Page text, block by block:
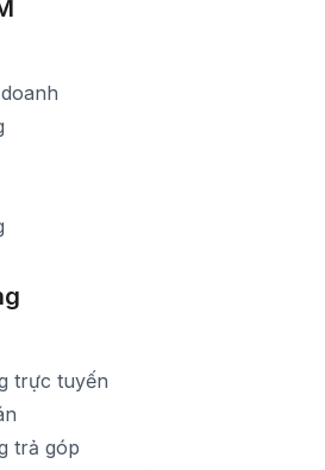
hàng ngày
hàng ngày
trực tuyến
trả góp